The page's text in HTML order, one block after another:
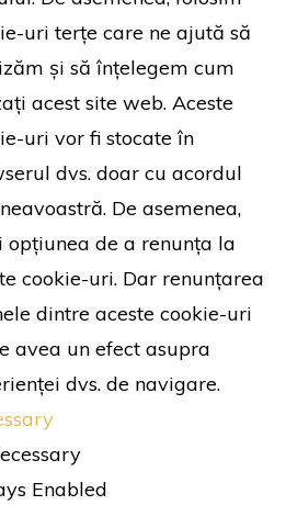
uri terțe care ne ajută să
și să înțelegem cum
acest site web. Aceste
uri vor fi stocate în
dvs. doar cu acordul
De asemenea,
opțiunea de a renunța la
cookie-uri. Dar renunțarea
dintre aceste cookie-uri
avea un efect asupra
dvs. de navigare.
Enabled